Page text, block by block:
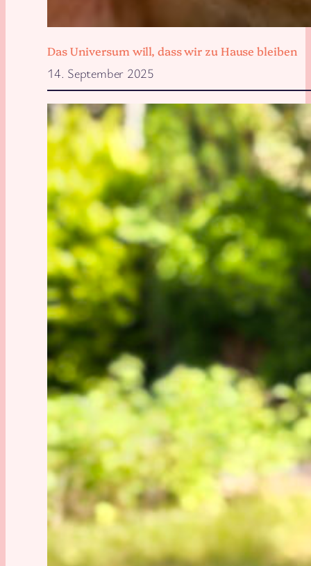
Das Universum will, dass wir zu Hause bleiben
14. September 2025